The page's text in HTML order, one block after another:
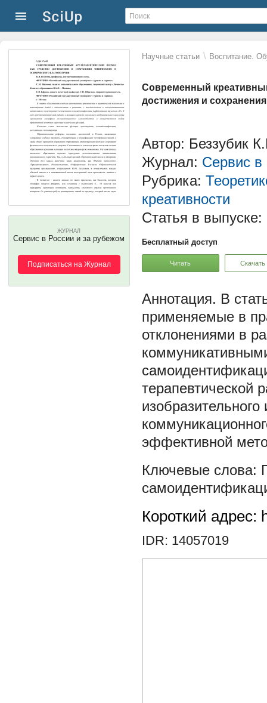
Научные статьи \ Воспитание.
Современный
достижения и
ЖУРНАЛ
Сервис в России и за рубежом
Подписаться на Журнал
Автор: Беззубик
Журнал: Сервис в
Рубрика:
креативности
Статья в выпуске:
Бесплатный доступ
Читать Скачать
В
применяемые в
отклонениями в
терапевтической
эффективной
Короткий адрес:
IDR: 14057019